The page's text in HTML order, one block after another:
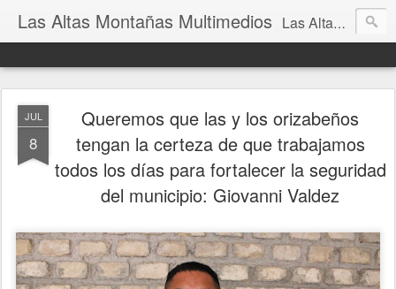
Las Altas Montañas Multimedios Las Altas Montañas Multimedios
JUL
8
Queremos que las y los orizabeños
tengan la certeza de que trabajamos
todos los días para fortalecer la seguridad
del municipio: Giovanni Valdez